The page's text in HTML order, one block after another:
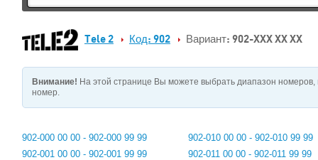
Tele 2 Код: 902 Вариант: 902-XXX XX XX
Внимание! На этой странице Вы можете выбрать диапазон
номер.
902-000 00 00 - 902-000 99 99
902-001 00 00 - 902-001 99 99
902-010 00 00 - 902-010 99 99
902-011 00 00 - 902-011 99 99